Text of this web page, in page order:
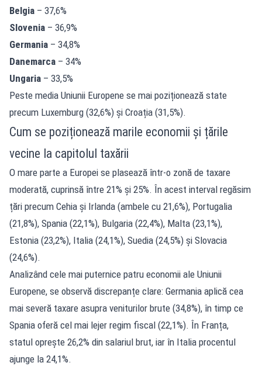
Belgia – 37,6%
Slovenia – 36,9%
Germania – 34,8%
Danemarca – 34%
Ungaria – 33,5%
Peste media Uniunii Europene se mai poziționează state
precum Luxemburg (32,6%) și Croația (31,5%).
Cum se poziționează marile economii și țările
vecine la capitolul taxării
O mare parte a Europei se plasează într-o zonă de taxare
moderată, cuprinsă între 21% și 25%. În acest interval regăsim
țări precum Cehia și Irlanda (ambele cu 21,6%), Portugalia
(21,8%), Spania (22,1%), Bulgaria (22,4%), Malta (23,1%),
Estonia (23,2%), Italia (24,1%), Suedia (24,5%) și Slovacia
(24,6%).
Analizând cele mai puternice patru economii ale Uniunii
Europene, se observă discrepanțe clare: Germania aplică cea
mai severă taxare asupra veniturilor brute (34,8%), în timp ce
Spania oferă cel mai lejer regim fiscal (22,1%). În Franța,
statul oprește 26,2% din salariul brut, iar în Italia procentul
ajunge la 24,1%.